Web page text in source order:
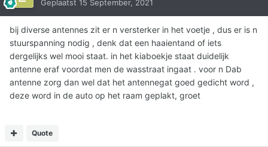
Geplaatst 15 September, 2021
bij diverse antennes zit er n versterker in het voetje , dus er is n
stuurspanning nodig , denk dat een haaientand of iets
dergelijks wel mooi staat. in het kiaboekje staat duidelijk
antenne eraf voordat men de wasstraat ingaat . voor n Dab
antenne zorg dan wel dat het antennegat goed gedicht word ,
deze word in de auto op het raam geplakt, groet
Quote